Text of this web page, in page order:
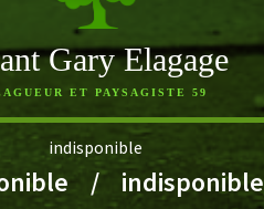
Gary Elagage
ET PAYSAGISTE 59
indisponible
/ indisponible